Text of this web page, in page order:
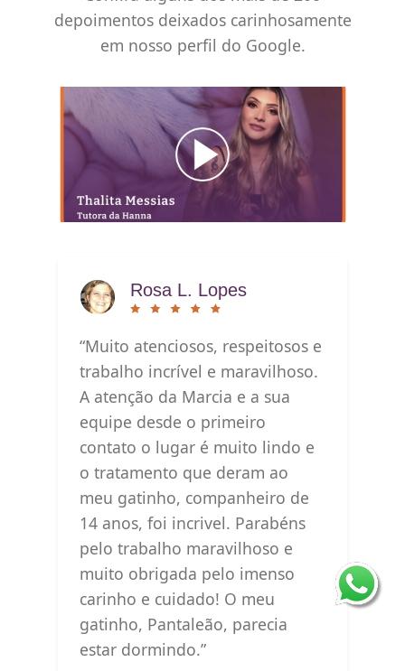
depoimentos deixados carinhosamente
em nosso perfil do Google.
Rosa L. Lopes
“Muito atenciosos, respeitosos e
trabalho incrível e maravilhoso.
A atenção da Marcia e a sua
equipe desde o primeiro
contato o lugar é muito lindo e
o tratamento que deram ao
meu gatinho, companheiro de
14 anos, foi incrivel. Parabéns
pelo trabalho maravilhoso e
muito obrigada pelo imenso
carinho e cuidado! O meu
gatinho, Pantaleão, parecia
estar dormindo.”